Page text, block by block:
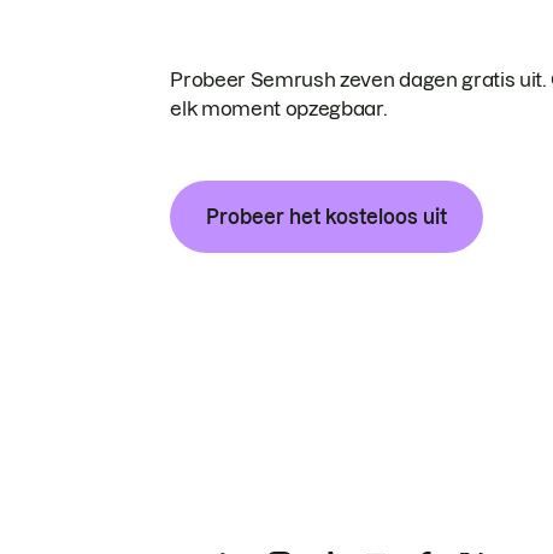
Probeer Semrush zeven dagen gratis uit.
elk moment opzegbaar.
Probeer het kosteloos uit